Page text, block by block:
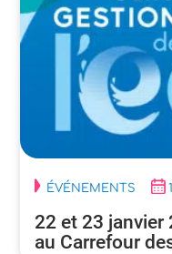
ÉVÉNEMENTS
22 et 23 janvier
au Carrefour